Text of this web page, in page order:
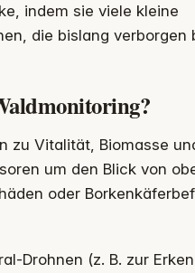
indem sie viele kleine
die bislang verborgen
zu Vitalität, Biomasse
um den Blick von
oder
Drohnen (z. B. zur